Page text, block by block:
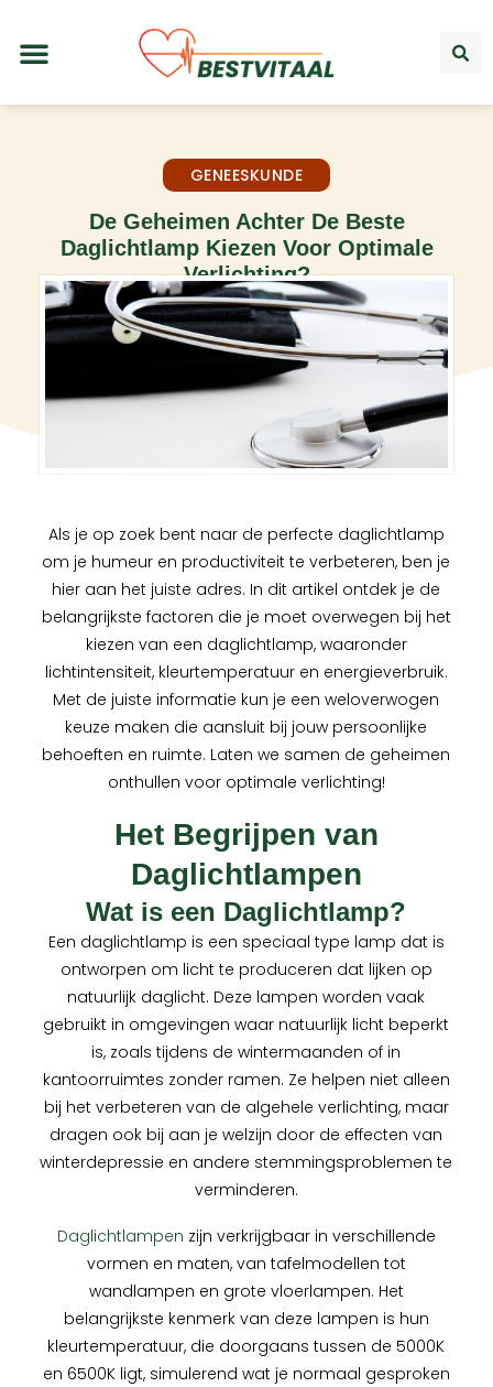
GENEESKUNDE
De Geheimen Achter De Beste
Daglichtlamp Kiezen Voor Optimale
Verlichting?
Als je op zoek bent naar de perfecte daglichtlamp
om je humeur en productiviteit te verbeteren, ben je
hier aan het juiste adres. In dit artikel ontdek je de
belangrijkste factoren die je moet overwegen bij het
kiezen van een daglichtlamp, waaronder
lichtintensiteit, kleurtemperatuur en energieverbruik.
Met de juiste informatie kun je een weloverwogen
keuze maken die aansluit bij jouw persoonlijke
behoeften en ruimte. Laten we samen de geheimen
onthullen voor optimale verlichting!
Het Begrijpen van
Daglichtlampen
Wat is een Daglichtlamp?
Een daglichtlamp is een speciaal type lamp dat is
ontworpen om licht te produceren dat lijken op
natuurlijk daglicht. Deze lampen worden vaak
gebruikt in omgevingen waar natuurlijk licht beperkt
is, zoals tijdens de wintermaanden of in
kantoorruimtes zonder ramen. Ze helpen niet alleen
bij het verbeteren van de algehele verlichting, maar
dragen ook bij aan je welzijn door de effecten van
winterdepressie en andere stemmingsproblemen te
verminderen.
Daglichtlampen zijn verkrijgbaar in verschillende
vormen en maten, van tafelmodellen tot
wandlampen en grote vloerlampen. Het
belangrijkste kenmerk van deze lampen is hun
kleurtemperatuur, die doorgaans tussen de 5000K
en 6500K ligt, simulerend wat je normaal gesproken